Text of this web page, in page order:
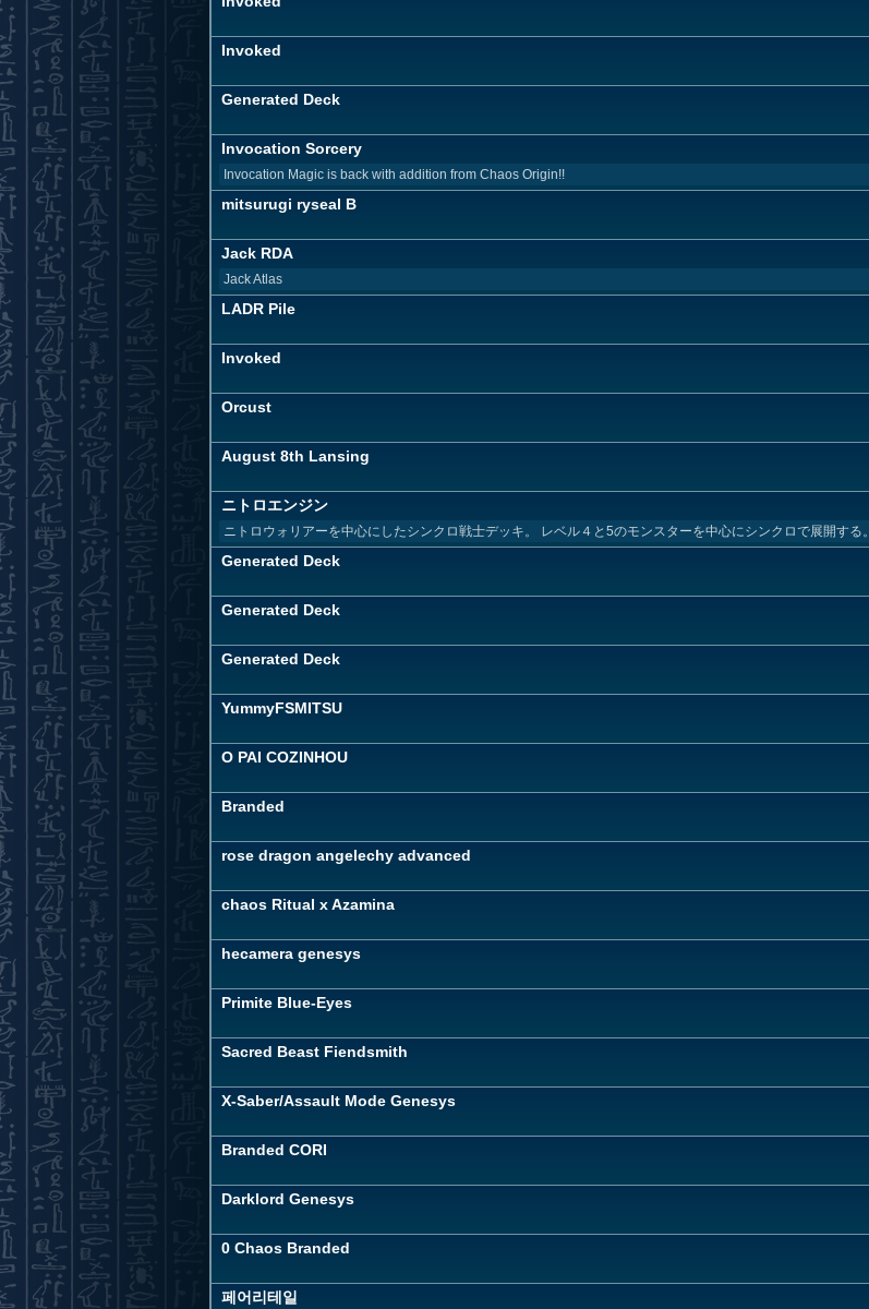
Invoked
Generated Deck
Invocation Sorcery
Invocation Magic is back with addition from Chaos Origin!!
mitsurugi ryseal B
Jack RDA
Jack Atlas
LADR Pile
Invoked
Orcust
August 8th Lansing
ニトロエンジン
ニトロウォリアーを中心にしたシンクロ戦士デッキ。 レベル４と5のモンスターを中心にシンクロで展開する。
Generated Deck
Generated Deck
Generated Deck
YummyFSMITSU
O PAI COZINHOU
Branded
rose dragon angelechy advanced
chaos Ritual x Azamina
hecamera genesys
Primite Blue-Eyes
Sacred Beast Fiendsmith
X-Saber/Assault Mode Genesys
Branded CORI
Darklord Genesys
0 Chaos Branded
페어리테일